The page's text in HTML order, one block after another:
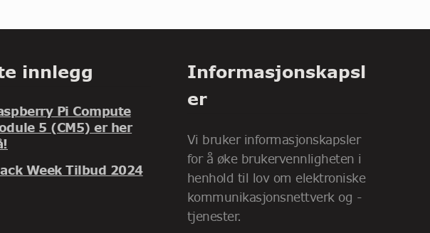
innlegg
Pi Compute
5 (CM5) er her
Week Tilbud 2024
Informasjonskapsl
er
Vi bruker informasjonskapsler
for å øke brukervennligheten i
henhold til lov om elektroniske
kommunikasjonsnettverk og -
tjenester.